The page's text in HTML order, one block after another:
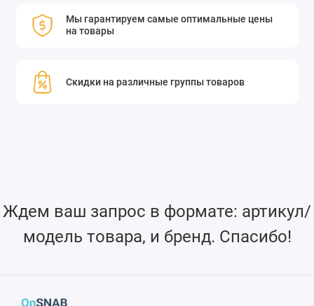
Мы гарантируем самые оптимальные цены
на товары
Скидки на различные группы товаров
Ждем ваш запрос в формате: артикул/
модель товара, и бренд. Спасибо!